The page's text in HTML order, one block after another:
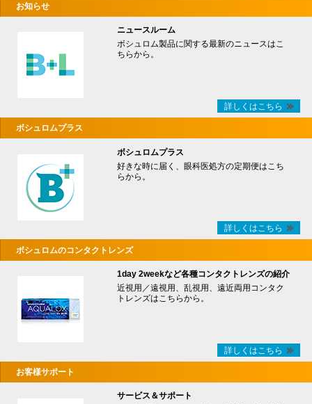
お知らせ
ニュースルーム
ボシュロム製品に関する最新のニュースはこ
ちらから。
詳しくはこちら
ボシュロムプラス
ボシュロムプラス
好きな時に届く、眼科医処方の定期便はこち
らから。
詳しくはこちら
ボシュロムのコンタクトレンズ
1day 2weekなど各種コンタクトレンズの紹介
近視用／遠視用、乱視用、遠近両用コンタク
トレンズはこちらから。
詳しくはこちら
お客様サポート
サービス＆サポート